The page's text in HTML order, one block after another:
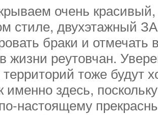
очень красивый,
стиле, двухэтажный
браки и
жизни реутовчан.
тоже будут
именно здесь,
настоящему